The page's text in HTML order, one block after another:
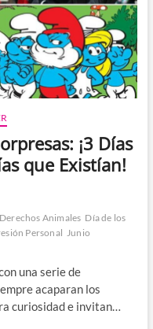
¡3 Días
que Existían!
Derechos Animales Día de los
Personal Junio
una serie de
acaparan los
curiosidad e invitan…